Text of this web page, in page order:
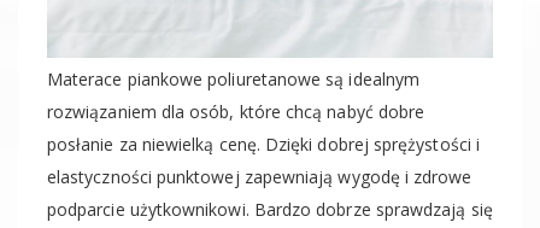
Materace piankowe poliuretanowe są idealnym
rozwiązaniem dla osób, które chcą nabyć dobre
posłanie za niewielką cenę. Dzięki dobrej sprężystości i
elastyczności punktowej zapewniają wygodę i zdrowe
podparcie użytkownikowi. Bardzo dobrze sprawdzają się